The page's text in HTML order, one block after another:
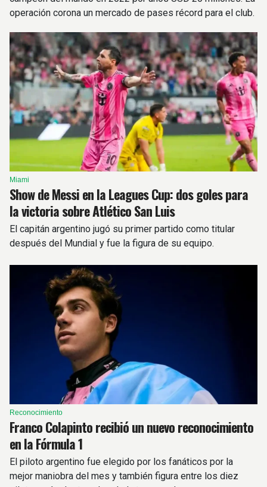
operación corona un mercado de pases récord para el club.
Miami
Show de Messi en la Leagues Cup: dos goles para
la victoria sobre Atlético San Luis
El capitán argentino jugó su primer partido como titular
después del Mundial y fue la figura de su equipo.
Reconocimiento
Franco Colapinto recibió un nuevo reconocimiento
en la Fórmula 1
El piloto argentino fue elegido por los fanáticos por la
mejor maniobra del mes y también figura entre los diez